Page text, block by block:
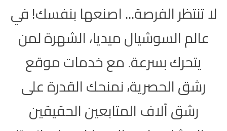
لا تنتظر الفرصة... اصنعها بنفسك! في
عالم السوشيال ميديا، الشهرة لمن
يتحرك بسرعة. مع خدمات موقع
رشق الحصرية، نمنحك القدرة على
رشق آلاف المتابعين الحقيقين